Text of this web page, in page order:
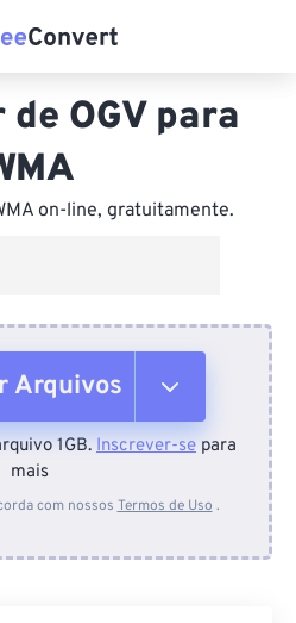
OGV para
on-line, gratuitamente.
Arquivos
1GB. Inscrever-se para
mais
com nossos Termos de Uso .